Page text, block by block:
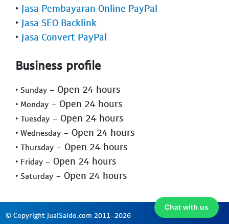
Chat with us
‣ Jasa Pembayaran Online PayPal
‣ Jasa SEO Backlink
‣ Jasa Convert PayPal
Business profile
‣ Sunday - Open 24 hours
‣ Monday - Open 24 hours
‣ Tuesday - Open 24 hours
‣ Wednesday - Open 24 hours
‣ Thursday - Open 24 hours
‣ Friday - Open 24 hours
‣ Saturday - Open 24 hours
© Copyright JualSaldo.com 2011-2026